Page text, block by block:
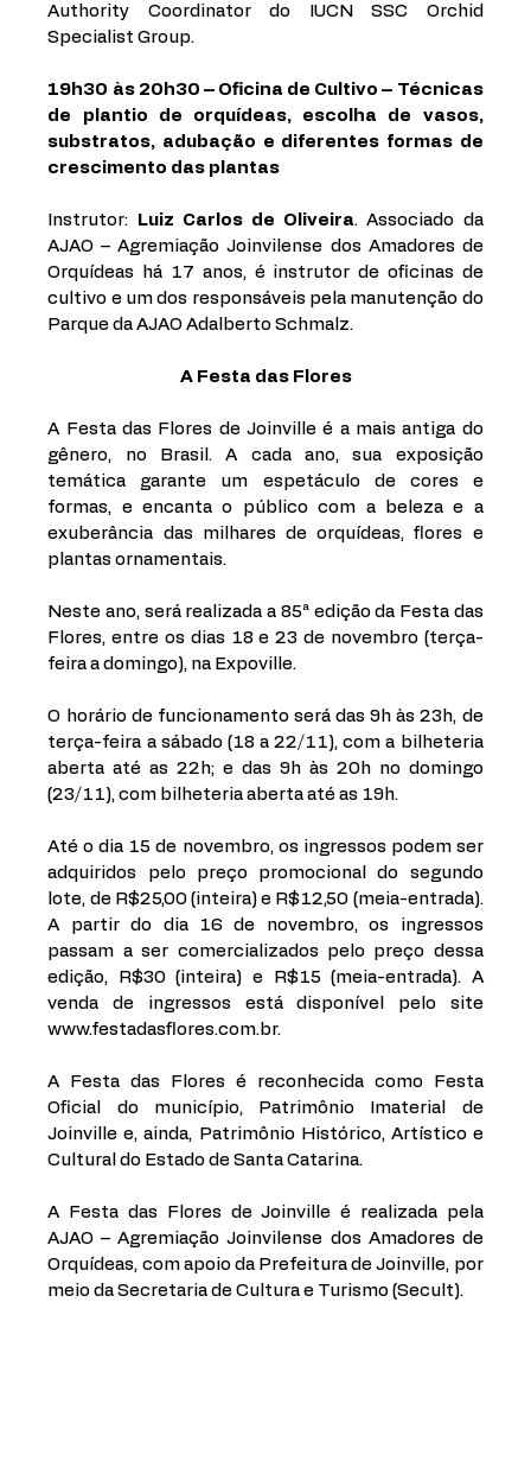
Authority Coordinator do IUCN SSC Orchid
Specialist Group.
19h30 às 20h30 – Oficina de Cultivo – Técnicas
de plantio de orquídeas, escolha de vasos,
substratos, adubação e diferentes formas de
crescimento das plantas
Instrutor: Luiz Carlos de Oliveira. Associado da
AJAO – Agremiação Joinvilense dos Amadores de
Orquídeas há 17 anos, é instrutor de oficinas de
cultivo e um dos responsáveis pela manutenção do
Parque da AJAO Adalberto Schmalz.
A Festa das Flores
A Festa das Flores de Joinville é a mais antiga do
gênero, no Brasil. A cada ano, sua exposição
temática garante um espetáculo de cores e
formas, e encanta o público com a beleza e a
exuberância das milhares de orquídeas, flores e
plantas ornamentais.
Neste ano, será realizada a 85ª edição da Festa das
Flores, entre os dias 18 e 23 de novembro (terça-
feira a domingo), na Expoville.
O horário de funcionamento será das 9h às 23h, de
terça-feira a sábado (18 a 22/11), com a bilheteria
aberta até as 22h; e das 9h às 20h no domingo
(23/11), com bilheteria aberta até as 19h.
Até o dia 15 de novembro, os ingressos podem ser
adquiridos pelo preço promocional do segundo
lote, de R$25,00 (inteira) e R$12,50 (meia-entrada).
A partir do dia 16 de novembro, os ingressos
passam a ser comercializados pelo preço dessa
edição, R$30 (inteira) e R$15 (meia-entrada). A
venda de ingressos está disponível pelo site
www.festadasflores.com.br.
A Festa das Flores é reconhecida como Festa
Oficial do município, Patrimônio Imaterial de
Joinville e, ainda, Patrimônio Histórico, Artístico e
Cultural do Estado de Santa Catarina.
A Festa das Flores de Joinville é realizada pela
AJAO – Agremiação Joinvilense dos Amadores de
Orquídeas, com apoio da Prefeitura de Joinville, por
meio da Secretaria de Cultura e Turismo (Secult).